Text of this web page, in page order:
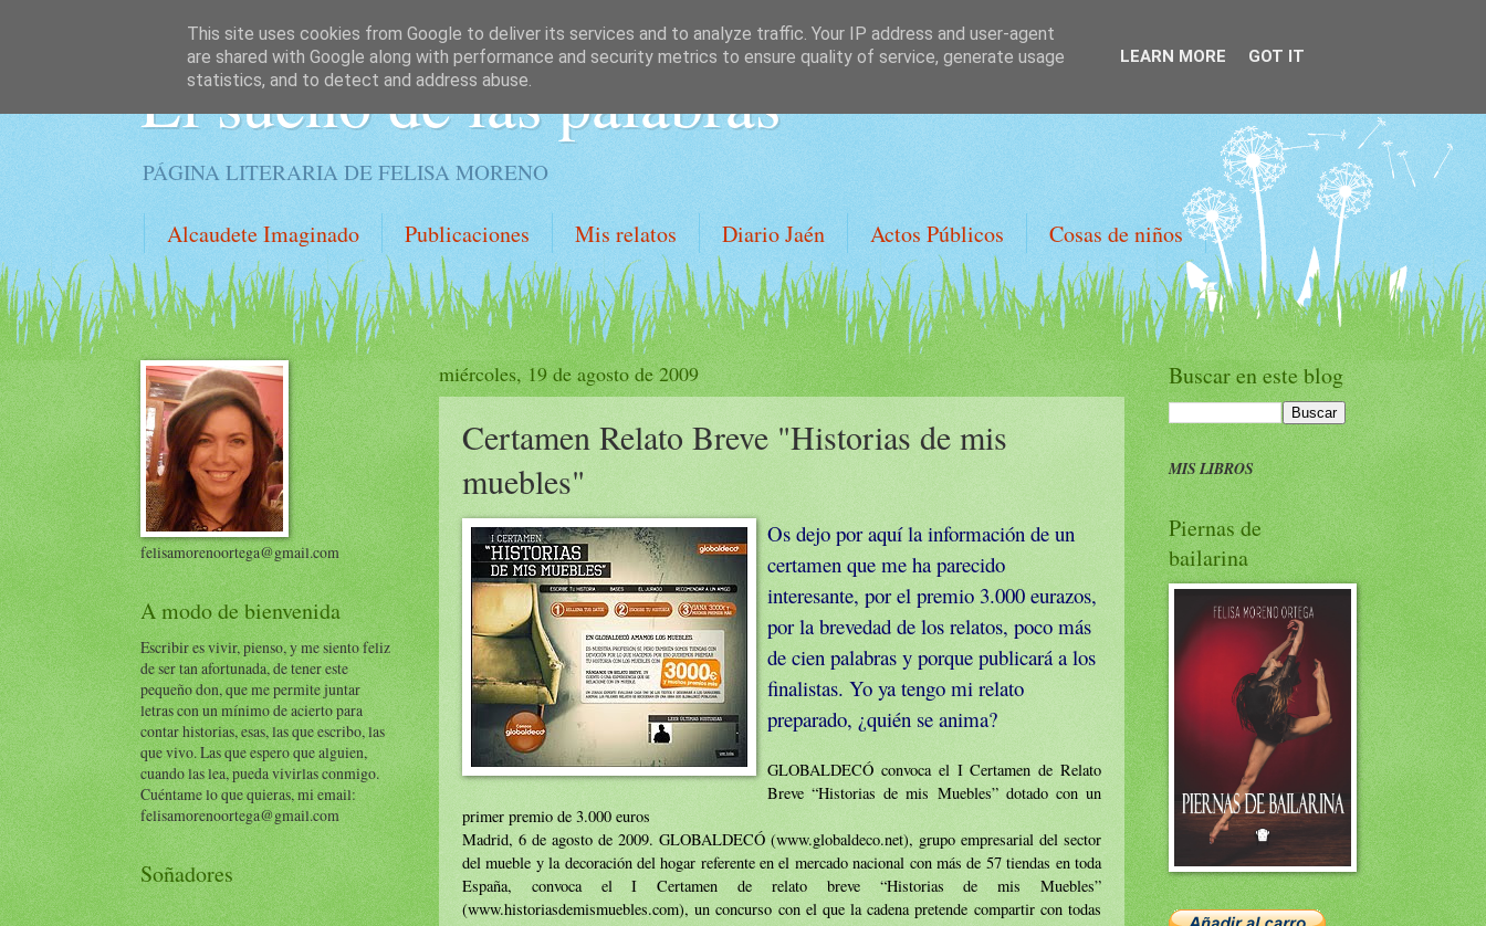
El sueño de las palabras
PÁGINA LITERARIA DE FELISA MORENO
Alcaudete Imaginado Publicaciones Mis relatos Diario Jaén Actos Públicos Cosas de niños
miércoles, 19 de agosto de 2009
Certamen Relato Breve "Historias de mis
muebles"
Os dejo por aquí la información de un
certamen que me ha parecido
interesante, por el premio 3.000 eurazos,
por la brevedad de los relatos, poco más
de cien palabras y porque publicará a los
finalistas. Yo ya tengo mi relato
preparado, ¿quién se anima?
GLOBALDECÓ convoca el I Certamen de Relato
Breve “Historias de mis Muebles” dotado con un
primer premio de 3.000 euros
Madrid, 6 de agosto de 2009. GLOBALDECÓ (www.globaldeco.net), grupo empresarial del sector
del mueble y la decoración del hogar referente en el mercado nacional con más de 57 tiendas en toda
España, convoca el I Certamen de relato breve “Historias de mis Muebles”
(www.historiasdemismuebles.com), un concurso con el que la cadena pretende compartir con todas
felisamorenoortega@gmail.com
A modo de bienvenida
Escribir es vivir, pienso, y me siento feliz
de ser tan afortunada, de tener este
pequeño don, que me permite juntar
letras con un mínimo de acierto para
contar historias, esas, las que escribo, las
que vivo. Las que espero que alguien,
cuando las lea, pueda vivirlas conmigo.
Cuéntame lo que quieras, mi email:
felisamorenoortega@gmail.com
Soñadores
Buscar en este blog
MIS LIBROS
Piernas de
bailarina
This site uses cookies from Google to deliver its services and to analyze traffic. Your IP address and user-agent
are shared with Google along with performance and security metrics to ensure quality of service, generate usage
statistics, and to detect and address abuse.
LEARN MORE GOT IT